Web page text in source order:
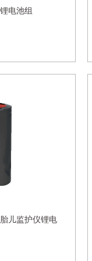
电池组
儿监护仪锂电